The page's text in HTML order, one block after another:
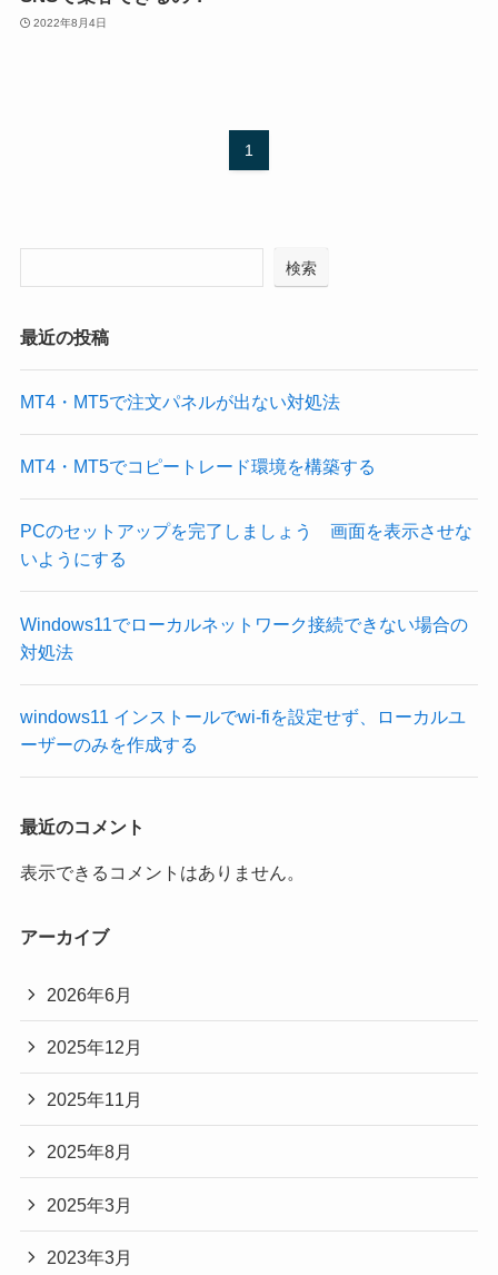
2022年8月4日
1
検索
最近の投稿
MT4・MT5で注文パネルが出ない対処法
MT4・MT5でコピートレード環境を構築する
PCのセットアップを完了しましょう 画面を表示させな
いようにする
Windows11でローカルネットワーク接続できない場合の
対処法
windows11 インストールでwi-fiを設定せず、ローカルユ
ーザーのみを作成する
最近のコメント
表示できるコメントはありません。
アーカイブ
2026年6月
2025年12月
2025年11月
2025年8月
2025年3月
2023年3月